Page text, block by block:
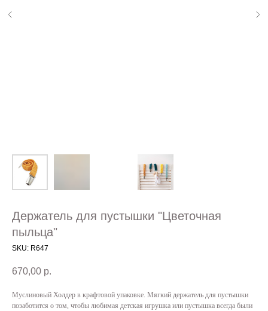
Держатель для пустышки "Цветочная
пыльца"
SKU: R647
670,00 р.
Муслиновый Холдер в крафтовой упаковке. Мягкий держатель для пустышки
позаботится о том, чтобы любимая детская игрушка или пустышка всегда были